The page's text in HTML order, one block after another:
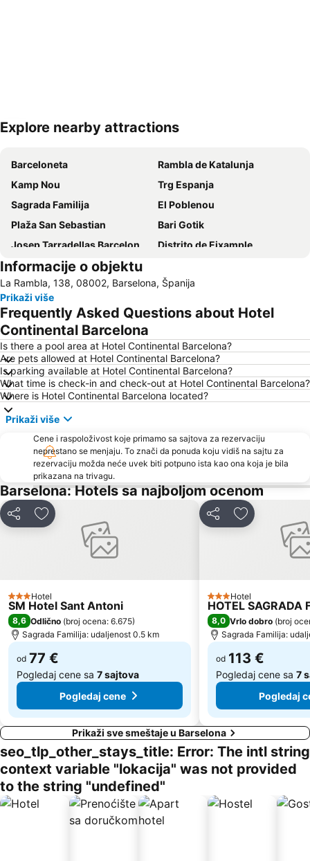
Explore nearby attractions
Barceloneta
Rambla de Katalunja
Kamp Nou
Trg Espanja
Sagrada Familija
El Poblenou
Plaža San Sebastian
Bari Gotik
Josep Tarradellas Barcelona–El Prat Airport
Distrito de Eixample
Barselonska luka
Parallel Metro Station
Gràcia
Sagrada Família Metro Station
Fira Barcelona
Olimpijska Luka
Articket BCN
Barcelona Tours
Katedrala Barselone
Ciutat Vella
La Dreta de l'Eixample
Barcelona Shopping Line
Primavera Sound
Riera de Merles
Altair
Zoološki vrt u Barseloni
Plaça Rius i Taulet
Komercijalni centar Las Glorias
Barcelona Sants Metro Station
Sants
La Maternitat i Sant Ramon
La Mora
Les Moreres Metro Station
Canal Olímpic de Catalunya
Estació de Plaça Catalunya
Barselonski turistički autobus
Pl. Catalunya Metro Station
Plaça de Sants Metro Station
Les Corts Metro Station
Circuit de Catalunya
Informacije o objektu
La Rambla, 138, 08002, Barselona, Španija
Prikaži više
Frequently Asked Questions about Hotel
Continental Barcelona
Is there a pool area at Hotel Continental Barcelona?
Are pets allowed at Hotel Continental Barcelona?
Is parking available at Hotel Continental Barcelona?
What time is check-in and check-out at Hotel Continental Barcelona?
Where is Hotel Continental Barcelona located?
Prikaži više
Cene i raspoloživost koje primamo sa sajtova za rezervaciju
neprestano se menjaju. To znači da ponuda koju vidiš na sajtu za
rezervaciju možda neće uvek biti potpuno ista kao ona koja je bila
prikazana na trivagu.
Barselona: Hotels sa najboljom ocenom
Deli Dodati u favorite
3 Zvezdice
Hotel
SM Hotel Sant Antoni
8,6 Odlično (broj ocena: 6.675)
Sagrada Familija: udaljenost 0.5 km
od 77 €
Pogledaj cene sa 7 sajtova
Pogledaj cene
Deli Dodati u
3 Zvezdice
Hotel
HOTEL SAGRADA
8,0 Vrlo dobro (broj
Sagrada Familija:
od 113 €
Pogledaj cene sa 7
Pogledaj
Prikaži sve smeštaje u Barselona
seo_tlp_other_stays_title: Error: The intl string
context variable "lokacija" was not provided
to the string "undefined"